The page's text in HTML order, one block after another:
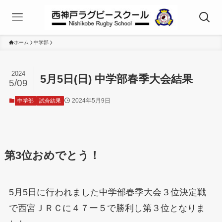
ホーム 中学部
5月5日(日) 中学部春季大会結果
2024
5/09
中学部 試合結果 2024年5月9日
第3位おめでとう！
5月5日に行われました中学部春季大会３位決定戦
で西宮ＪＲＣに４７ー５で勝利し第３位となりま